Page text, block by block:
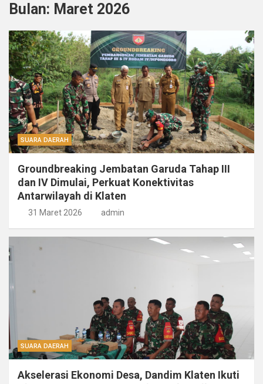
Bulan: Maret 2026
SUARA DAERAH
Groundbreaking Jembatan Garuda Tahap III
dan IV Dimulai, Perkuat Konektivitas
Antarwilayah di Klaten
31 Maret 2026 admin
SUARA DAERAH
Akselerasi Ekonomi Desa, Dandim Klaten Ikuti